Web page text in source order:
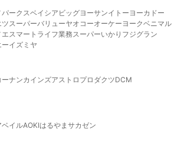
パークスベイシア ビッグヨーサンイトーヨーカドー
ツスーパーバリューヤオコーオーケー ヨークベニマル
エスマート ライフ業務スーパーいかり フジグラン
イズミヤ
ーナンカインズアストロプロダクツDCM
ベイルAOKIはるやま サカゼン